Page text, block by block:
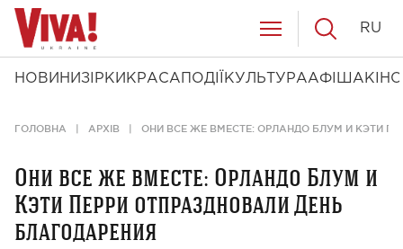
НОВИНИ ЗІРКИ КРАСА ПОДІЇ КУЛЬТУРААФІША КІНО
RU
ГОЛОВНА АРХІВ ОНИ ВСЕ ЖЕ ВМЕСТЕ: ОРЛАНДО БЛУМ И КЭТИ
Они все же вместе: Орландо Блум и
Кэти Перри отпраздновали День
благодарения